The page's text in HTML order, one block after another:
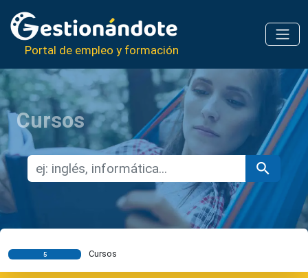
Portal de empleo y formación
Cursos
5 Cursos